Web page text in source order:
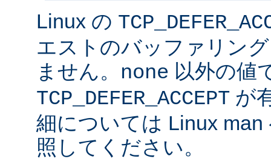
Linux の
エストのバッファリン
ません。 none 以外の値
TCP_DEFER_ACCEPT が
細については Linux
照してください。